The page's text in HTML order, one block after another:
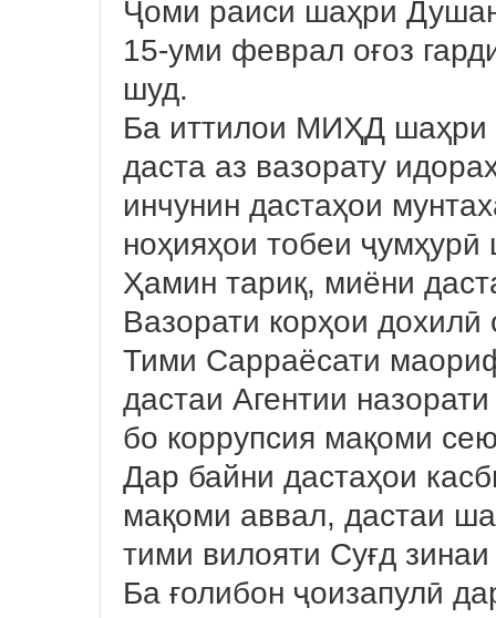
Ҷоми раиси шаҳри
15-уми феврал оғоз
шуд.
Ба иттилои МИҲД шаҳри
даста аз вазорату
инчунин дастаҳои
ноҳияҳои тобеи
Ҳамин тариқ, миёни
Вазорати корҳои дохилӣ
Тими Сарраёсати
дастаи Агентии
бо коррупсия мақоми
Дар байни дастаҳои
мақоми аввал, дастаи
тими вилояти Суғд
Ба ғолибон ҷоизапулӣ